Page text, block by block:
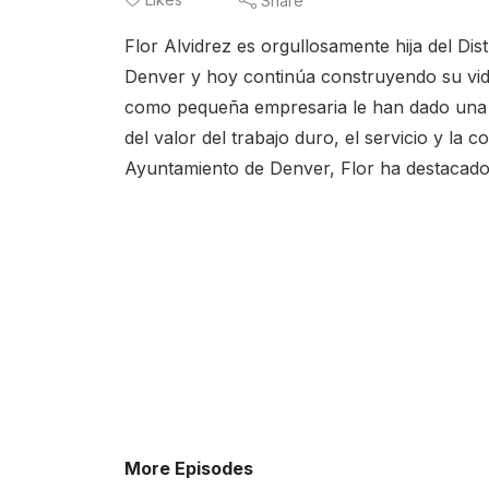
Flor Alvidrez es orgullosamente hija del
Denver y hoy continúa construyendo su
como pequeña empresaria le han dado
del valor del trabajo duro, el servicio y la
Ayuntamiento de Denver, Flor ha
More Episodes